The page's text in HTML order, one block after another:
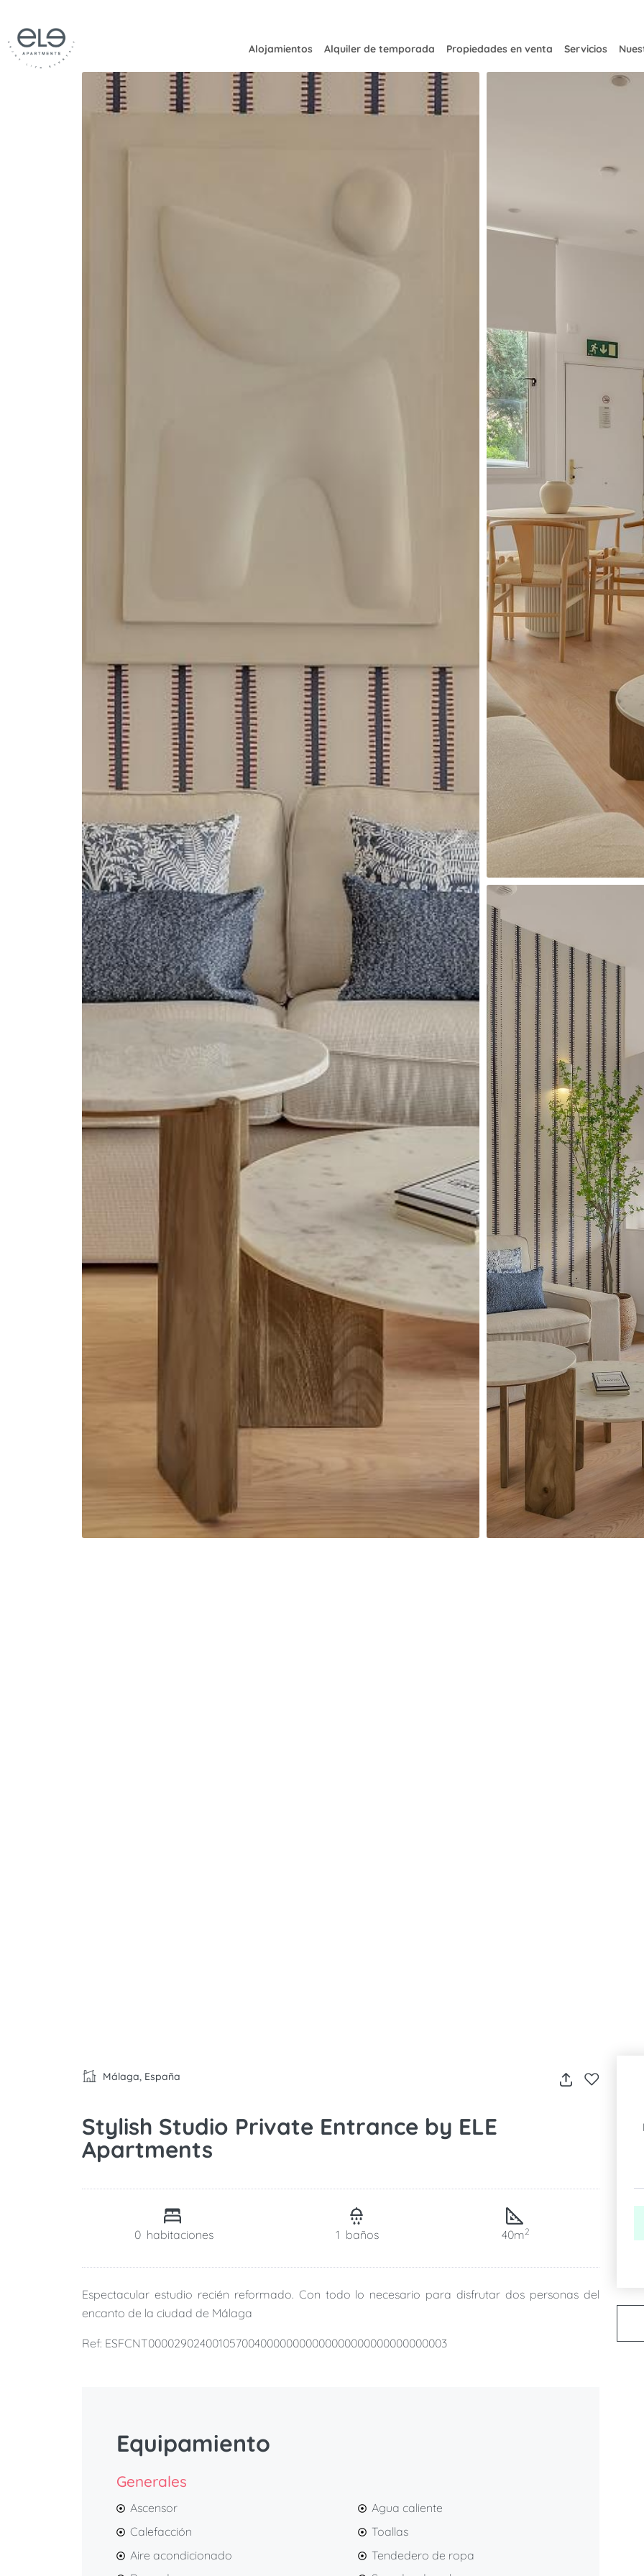
Alojamientos Alquiler de temporada Propiedades en venta Servicios
Málaga, España
Stylish Studio Private Entrance by ELE
Apartments
0 habitaciones 1 baños 40m2
Espectacular estudio recién reformado. Con todo lo necesario para disfrutar dos personas del
encanto de la ciudad de Málaga
Ref: ESFCNT00002902400105700400000000000000000000000000003
Equipamiento
Generales
Ascensor
Calefacción
Aire acondicionado
Agua caliente
Toallas
Tendedero de ropa